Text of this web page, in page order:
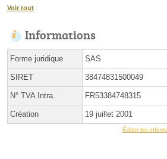
Voir tout
Informations
Forme juridique SAS
SIRET 38474831500049
N° TVA Intra. FR53384748315
Création 19 juillet 2001
Éditer les